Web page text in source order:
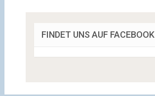
FINDET UNS AUF FACEBOOK